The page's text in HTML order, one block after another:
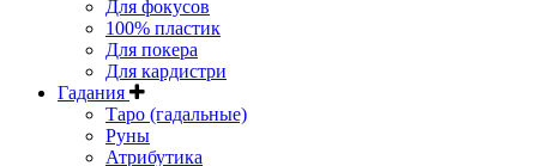
Для фокусов
100% пластик
Для покера
Для кардистри
Гадания
Таро (гадальные)
Руны
Атрибутика